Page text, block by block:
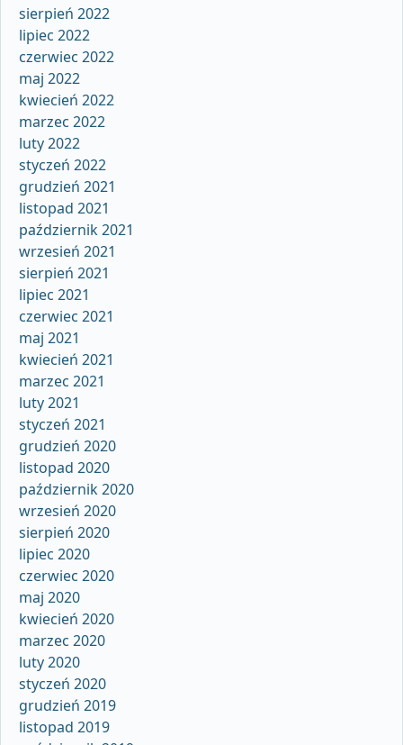
sierpień 2022
lipiec 2022
czerwiec 2022
maj 2022
kwiecień 2022
marzec 2022
luty 2022
styczeń 2022
grudzień 2021
listopad 2021
październik 2021
wrzesień 2021
sierpień 2021
lipiec 2021
czerwiec 2021
maj 2021
kwiecień 2021
marzec 2021
luty 2021
styczeń 2021
grudzień 2020
listopad 2020
październik 2020
wrzesień 2020
sierpień 2020
lipiec 2020
czerwiec 2020
maj 2020
kwiecień 2020
marzec 2020
luty 2020
styczeń 2020
grudzień 2019
listopad 2019